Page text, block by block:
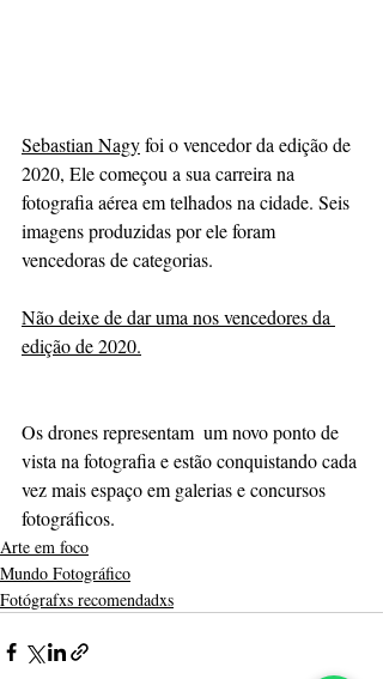
Sebastian Nagy foi o vencedor da edição de
2020, Ele começou a sua carreira na
fotografia aérea em telhados na cidade. Seis
imagens produzidas por ele foram
vencedoras de categorias.
Não deixe de dar uma nos vencedores da
edição de 2020.
Os drones representam  um novo ponto de
vista na fotografia e estão conquistando cada
vez mais espaço em galerias e concursos
fotográficos.
Arte em foco
Mundo Fotográfico
Fotógrafxs recomendadxs